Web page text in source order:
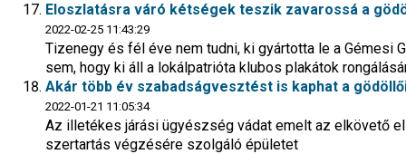
Eloszlatásra váró kétségek teszik zavarossá a
2022-02-25 11:43:29
Tizenegy és fél éve nem tudni, ki gyártotta le a Gémesi
sem, hogy ki áll a lokálpatrióta klubos plakátok
Akár több év szabadságvesztést is kaphat a
2022-01-21 11:05:34
Az illetékes járási ügyészség vádat emelt az elkövető
szertartás végzésére szolgáló épületet